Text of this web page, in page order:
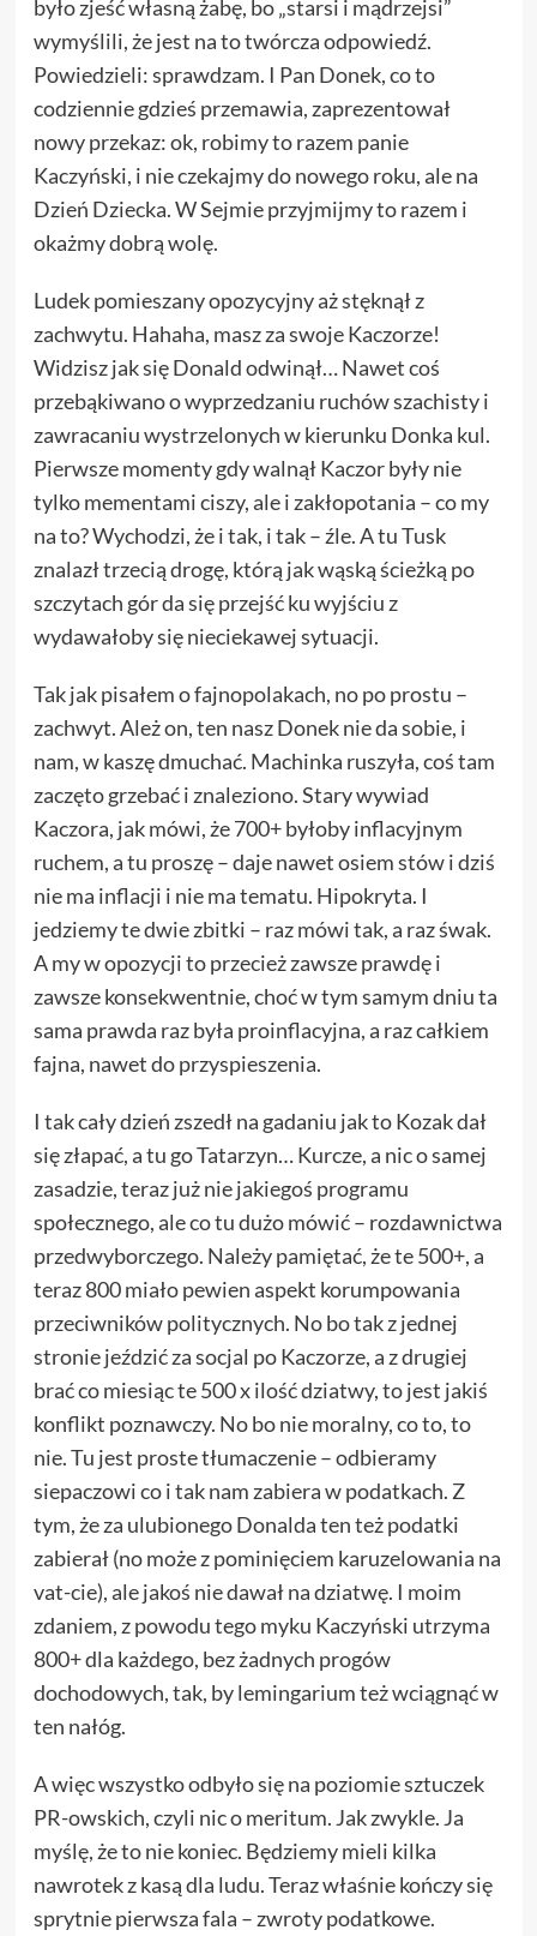
było zjeść własną żabę, bo „starsi i mądrzejsi”
wymyślili, że jest na to twórcza odpowiedź.
Powiedzieli: sprawdzam. I Pan Donek, co to
codziennie gdzieś przemawia, zaprezentował
nowy przekaz: ok, robimy to razem panie
Kaczyński, i nie czekajmy do nowego roku, ale na
Dzień Dziecka. W Sejmie przyjmijmy to razem i
okażmy dobrą wolę.
Ludek pomieszany opozycyjny aż stęknął z
zachwytu. Hahaha, masz za swoje Kaczorze!
Widzisz jak się Donald odwinął… Nawet coś
przebąkiwano o wyprzedzaniu ruchów szachisty i
zawracaniu wystrzelonych w kierunku Donka kul.
Pierwsze momenty gdy walnął Kaczor były nie
tylko mementami ciszy, ale i zakłopotania – co my
na to? Wychodzi, że i tak, i tak – źle. A tu Tusk
znalazł trzecią drogę, którą jak wąską ścieżką po
szczytach gór da się przejść ku wyjściu z
wydawałoby się nieciekawej sytuacji.
Tak jak pisałem o fajnopolakach, no po prostu –
zachwyt. Ależ on, ten nasz Donek nie da sobie, i
nam, w kaszę dmuchać. Machinka ruszyła, coś tam
zaczęto grzebać i znaleziono. Stary wywiad
Kaczora, jak mówi, że 700+ byłoby inflacyjnym
ruchem, a tu proszę – daje nawet osiem stów i dziś
nie ma inflacji i nie ma tematu. Hipokryta. I
jedziemy te dwie zbitki – raz mówi tak, a raz śwak.
A my w opozycji to przecież zawsze prawdę i
zawsze konsekwentnie, choć w tym samym dniu ta
sama prawda raz była proinflacyjna, a raz całkiem
fajna, nawet do przyspieszenia.
I tak cały dzień zszedł na gadaniu jak to Kozak dał
się złapać, a tu go Tatarzyn… Kurcze, a nic o samej
zasadzie, teraz już nie jakiegoś programu
społecznego, ale co tu dużo mówić – rozdawnictwa
przedwyborczego. Należy pamiętać, że te 500+, a
teraz 800 miało pewien aspekt korumpowania
przeciwników politycznych. No bo tak z jednej
stronie jeździć za socjal po Kaczorze, a z drugiej
brać co miesiąc te 500 x ilość dziatwy, to jest jakiś
konflikt poznawczy. No bo nie moralny, co to, to
nie. Tu jest proste tłumaczenie – odbieramy
siepaczowi co i tak nam zabiera w podatkach. Z
tym, że za ulubionego Donalda ten też podatki
zabierał (no może z pominięciem karuzelowania na
vat-cie), ale jakoś nie dawał na dziatwę. I moim
zdaniem, z powodu tego myku Kaczyński utrzyma
800+ dla każdego, bez żadnych progów
dochodowych, tak, by lemingarium też wciągnąć w
ten nałóg.
A więc wszystko odbyło się na poziomie sztuczek
PR-owskich, czyli nic o meritum. Jak zwykle. Ja
myślę, że to nie koniec. Będziemy mieli kilka
nawrotek z kasą dla ludu. Teraz właśnie kończy się
sprytnie pierwsza fala – zwroty podatkowe.